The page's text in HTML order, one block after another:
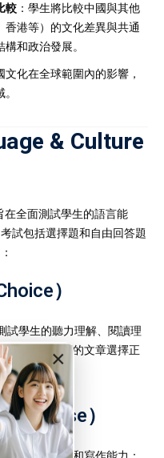
×
較 ：學生將比較中國與其他
港等）的文化差異與共通
和政治發展。
文化在全球範圍內的影響，
& Culture
在全面測試學生的語言能
試包括選擇題和自由回答題
）
試學生的聽力理解、閱讀理
材料或閱讀的文章選擇正
）